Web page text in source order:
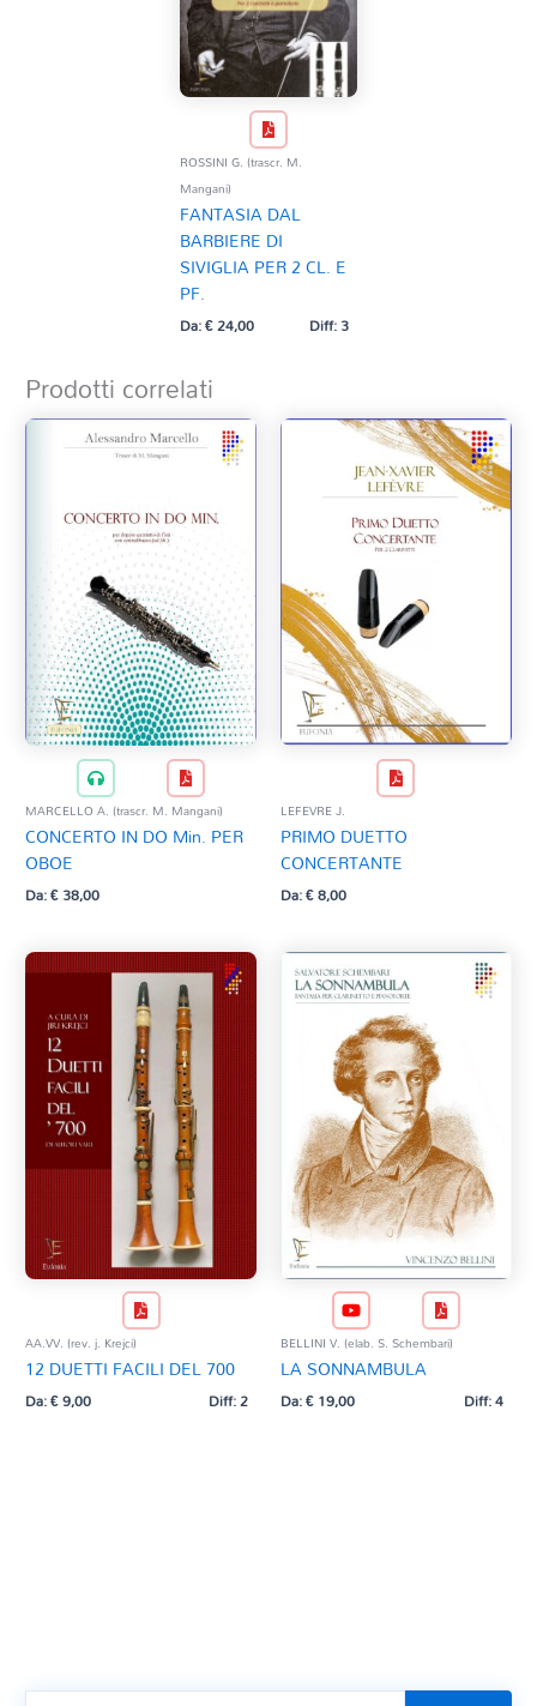
ROSSINI G. (trascr. M.
Mangani)
FANTASIA DAL
BARBIERE DI
SIVIGLIA PER 2 CL. E
PF.
Da:€24,00 Diff: 3
Prodotti correlati
MARCELLO A. (trascr. M. Mangani)
CONCERTO IN DO Min. PER
OBOE
Da:€38,00
LEFEVRE J.
PRIMO DUETTO
CONCERTANTE
Da:€8,00
AA.VV. (rev. j. Krejci)
12 DUETTI FACILI DEL 700
Da:€9,00 Diff: 2
BELLINI V. (elab. S. Schembari)
LA SONNAMBULA
Da:€19,00 Diff: 4